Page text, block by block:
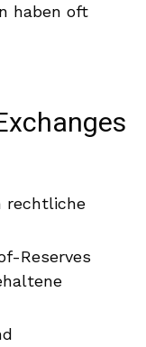
haben oft
rechtliche
Reserves